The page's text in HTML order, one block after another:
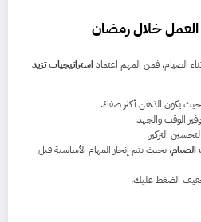
العمل خلال رمضان
الصيام، فمن المهم اعتماداستراتيجيات تزيد
يكون الذهن أكثر صفاءً.
الوقت والجهد.
التركيز.
، بحيث يتم إنجاز المهام الأساسية قبل
الضغط عليك.